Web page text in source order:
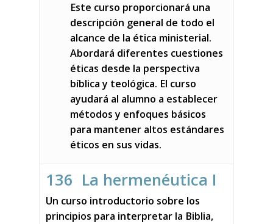
Este curso proporcionará una
descripción general de todo el
alcance de la ética ministerial.
Abordará diferentes cuestiones
éticas desde la perspectiva
bíblica y teológica. El curso
ayudará al alumno a establecer
métodos y enfoques básicos
para mantener altos estándares
éticos en sus vidas.
136 La hermenéutica I
Un curso introductorio sobre los
principios para interpretar la Biblia,